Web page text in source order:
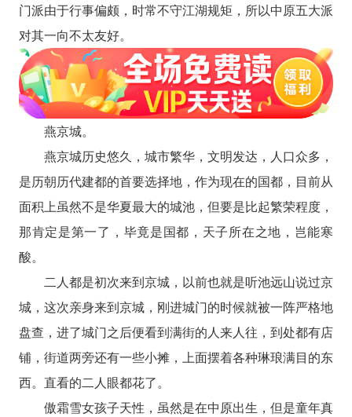
门派由于行事偏颇，时常不守江湖规矩，所以中原五大派
对其一向不太友好。
燕京城。
燕京城历史悠久，城市繁华，文明发达，人口众多，
是历朝历代建都的首要选择地，作为现在的国都，目前从
面积上虽然不是华夏最大的城池，但要是比起繁荣程度，
那肯定是第一了，毕竟是国都，天子所在之地，岂能寒
酸。
二人都是初次来到京城，以前也就是听池远山说过京
城，这次亲身来到京城，刚进城门的时候就被一阵严格地
盘查，进了城门之后便看到满街的人来人往，到处都有店
铺，街道两旁还有一些小摊，上面摆着各种琳琅满目的东
西。直看的二人眼都花了。
傲霜雪女孩子天性，虽然是在中原出生，但是童年真